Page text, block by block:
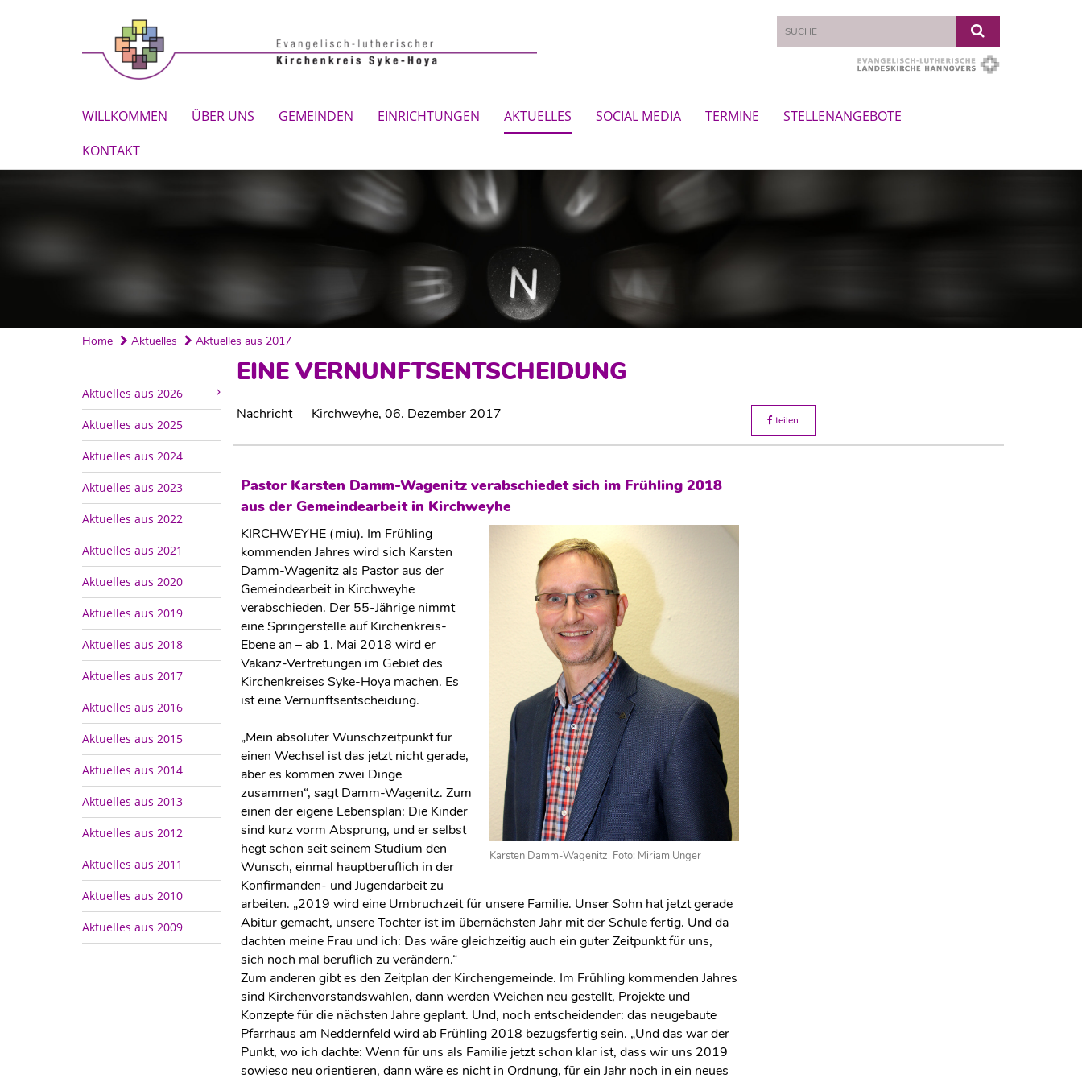
WILLKOMMEN ÜBER UNS GEMEINDEN EINRICHTUNGEN AKTUELLES SOCIAL MEDIA TERMINE
STELLENANGEBOTE
KONTAKT
Home Aktuelles Aktuelles aus 2017
Aktuelles aus 2026
Aktuelles aus 2025
Aktuelles aus 2024
Aktuelles aus 2023
Aktuelles aus 2022
Aktuelles aus 2021
Aktuelles aus 2020
Aktuelles aus 2019
Aktuelles aus 2018
Aktuelles aus 2017
Aktuelles aus 2016
Aktuelles aus 2015
Aktuelles aus 2014
Aktuelles aus 2013
Aktuelles aus 2012
Aktuelles aus 2011
Aktuelles aus 2010
Aktuelles aus 2009
EINE VERNUNFTSENTSCHEIDUNG
Nachricht Kirchweyhe, 06. Dezember 2017 teilen
Pastor Karsten Damm-Wagenitz verabschiedet sich im Frühling 2018
aus der Gemeindearbeit in Kirchweyhe
Karsten Damm-Wagenitz Foto: Miriam Unger
KIRCHWEYHE (miu). Im Frühling
kommenden Jahres wird sich Karsten
Damm-Wagenitz als Pastor aus der
Gemeindearbeit in Kirchweyhe
verabschieden. Der 55-Jährige nimmt
eine Springerstelle auf Kirchenkreis-
Ebene an – ab 1. Mai 2018 wird er
Vakanz-Vertretungen im Gebiet des
Kirchenkreises Syke-Hoya machen. Es
ist eine Vernunftsentscheidung.
„Mein absoluter Wunschzeitpunkt für
einen Wechsel ist das jetzt nicht gerade,
aber es kommen zwei Dinge
zusammen“, sagt Damm-Wagenitz. Zum
einen der eigene Lebensplan: Die Kinder
sind kurz vorm Absprung, und er selbst
hegt schon seit seinem Studium den
Wunsch, einmal hauptberuflich in der
Konfirmanden- und Jugendarbeit zu
arbeiten. „2019 wird eine Umbruchzeit für unsere Familie. Unser Sohn hat jetzt gerade
Abitur gemacht, unsere Tochter ist im übernächsten Jahr mit der Schule fertig. Und da
dachten meine Frau und ich: Das wäre gleichzeitig auch ein guter Zeitpunkt für uns,
sich noch mal beruflich zu verändern.“
Zum anderen gibt es den Zeitplan der Kirchengemeinde. Im Frühling kommenden Jahres
sind Kirchenvorstandswahlen, dann werden Weichen neu gestellt, Projekte und
Konzepte für die nächsten Jahre geplant. Und, noch entscheidender: das neugebaute
Pfarrhaus am Neddernfeld wird ab Frühling 2018 bezugsfertig sein. „Und das war der
Punkt, wo ich dachte: Wenn für uns als Familie jetzt schon klar ist, dass wir uns 2019
sowieso neu orientieren, dann wäre es nicht in Ordnung, für ein Jahr noch in ein neues